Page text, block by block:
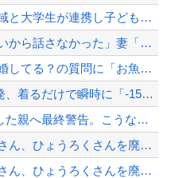
フロムアースキッズ、地域と大学生が連携し子どもの「自育」を育むイベント「諸福ジーク×...
ひろゆき「出馬する気ないから話さなかった」妻「それでも不誠実だろ」→離婚協議へｗｗｗ...
【衝撃】さかなクン、結婚してる？の質問に「お魚で幸せ」と答えた結果ｗｗｗ
【画像あり】NASAが開発、着るだけで瞬時に「-15℃冷却」する冷感ポンチョ3,98...
PTA会長「PTA参加拒否した親へ最終警告。こうなってもいい？」
【悲報】さらば青春の光さん、ひょうろくさんを廃墟に放置して炎上ｗｗｗｗ
【悲報】さらば青春の光さん、ひょうろくさんを廃墟に放置して炎上ｗｗｗｗ